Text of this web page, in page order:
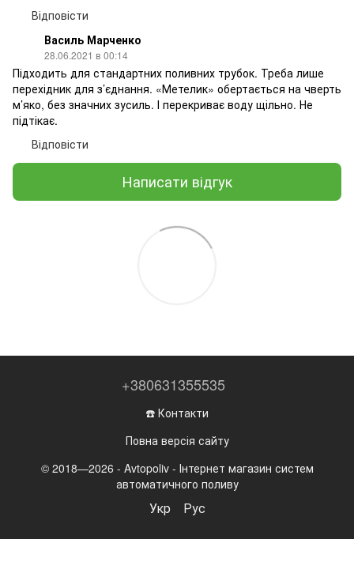
Відповісти
Василь Марченко
28.06.2021 в 00:14
Підходить для стандартних поливних трубок. Треба лише
перехідник для з’єднання. «Метелик» обертається на чверть
м’яко, без значних зусиль. І перекриває воду щільно. Не
підтікає.
Відповісти
Написати відгук
+380631355535
☎️ Контакти
Повна версія сайту
© 2018—2026 - Avtopoliv - Інтернет магазин систем
автоматичного поливу
Укр Рус